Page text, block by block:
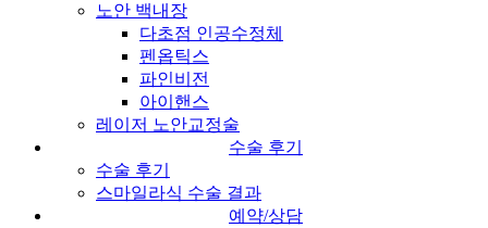
노안 백내장
다초점 인공수정체
펜옵틱스
파인비전
아이핸스
레이저 노안교정술
수술 후기
수술 후기
스마일라식 수술 결과
예약/상담